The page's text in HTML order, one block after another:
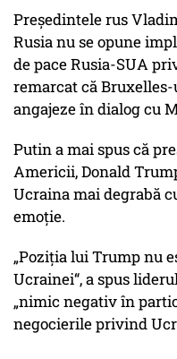
Președintele rus
Rusia nu se opune
de pace Rusia-SUA
remarcat că
angajeze în dialog cu
Putin a mai spus că
Americii, Donald
Ucraina mai degrabă
emoție.
„Poziția lui Trump nu
Ucrainei“, a spus
„nimic negativ în
negocierile privind